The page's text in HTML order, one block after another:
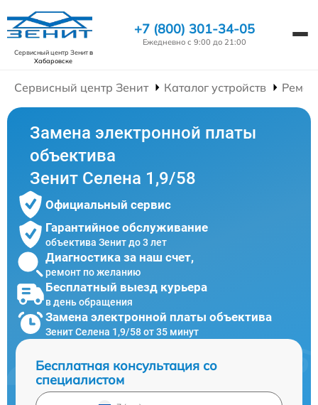
Сервисный центр Зенитв
Хабаровске
+7 (800) 301-34-05
Ежедневно с 9:00 до 21:00
Сервисный центр Зенит Каталог устройств
Замена электронной платы
объектива
Зенит Селена 1,9/58
Официальный сервис
Гарантийное обслуживание
объектива Зенит до 3 лет
Диагностика за наш счет,
ремонт по желанию
Бесплатный выезд курьера
в день обращения
Замена электронной платы объектива
Зенит Селена 1,9/58 от 35 минут
Бесплатная консультация со
специалистом